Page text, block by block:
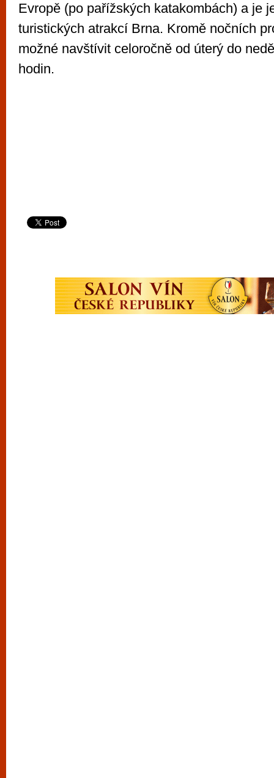
Evropě (po pařížských katakombách) a je
turistických atrakcí Brna. Kromě nočních
možné navštívit celoročně od úterý do
hodin.